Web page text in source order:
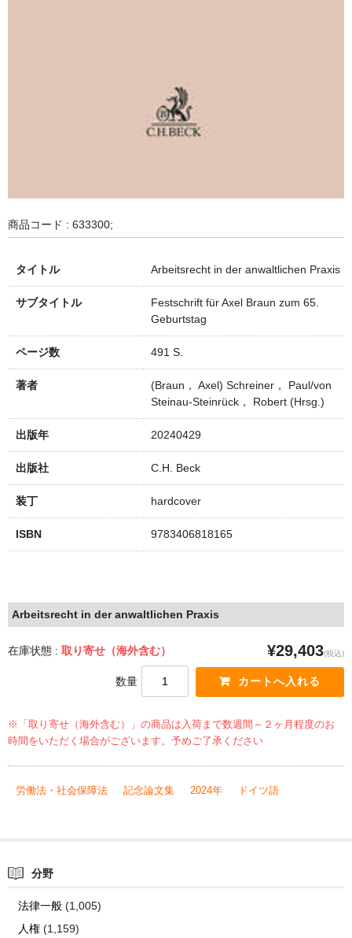
商品コード : 633300;
タイトル Arbeitsrecht in der anwaltlichen Praxis
サブタイトル
Festschrift für Axel Braun zum 65.
Geburtstag
ページ数 491 S.
著者
(Braun， Axel) Schreiner， Paul/von
Steinau-Steinrück， Robert (Hrsg.)
出版年 20240429
出版社 C.H. Beck
装丁 hardcover
ISBN 9783406818165
Arbeitsrecht in der anwaltlichen Praxis
在庫状態 : 取り寄せ（海外含む） ¥29,403(税込)
数量
※「取り寄せ（海外含む）」の商品は入荷まで数週間～２ヶ月程度のお
時間をいただく場合がございます。予めご了承ください
労働法・社会保障法 記念論文集 2024年 ドイツ語
分野
法律一般(1,005)
人権(1,159)